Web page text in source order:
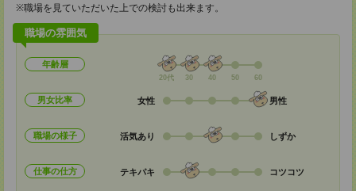
※職場を見ていただいた上での検討も出来ます。
職場の雰囲気
年齢層
20代 30 40 50 60
男女比率 女性 男性
職場の様子 活気あり しずか
仕事の仕方 テキパキ コツコツ